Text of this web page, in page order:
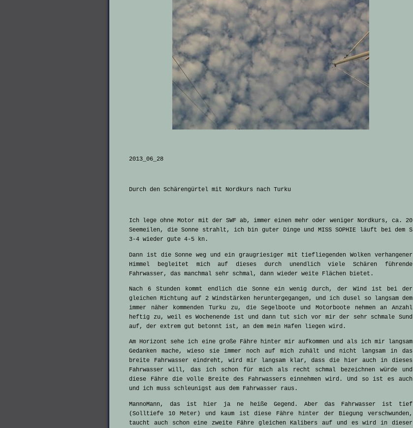
2013_06_28
Durch den Schärengürtel mit Nordkurs nach Turku
Ich lege ohne Motor mit der SWF ab, immer einen mehr oder weniger Nordkurs, ca. 20
Seemeilen, die Sonne strahlt, ich bin guter Dinge und MISS SOPHIE läuft bei dem S
3-4 wieder gute 4-5 kn.
Dann ist die Sonne weg und ein graugriesiger mit tiefliegenden Wolken verhangener
Himmel begleitet mich auf dieses durch unendlich viele Schären führende
Fahrwasser, das manchmal sehr schmal, dann wieder weite Flächen bietet.
Nach 6 Stunden kommt endlich die Sonne ein wenig durch, der Wind ist bei der
gleichen Richtung auf 2 Windstärken heruntergegangen, und ich dusel so langsam dem
immer näher kommenden Turku zu, die Segelboote und Motorboote nehmen an Anzahl
heftig zu, weil es Wochenende ist und dann tut sich vor mir der sehr schmale Sund
auf, der extrem gut betonnt ist, an dem mein Hafen liegen wird.
Am Horizont sehe ich eine große Fähre hinter mir aufkommen und als ich mir langsam
Gedanken mache, wieso sie immer noch auf mich zuhält und nicht langsam in das
breite Fahrwasser eindreht, wird mir langsam klar, dass die hier auch in dieses
Fahrwasser will, das ich schon für mich als recht schmal bezeichnen würde und
diese Fähre die volle Breite des Fahrwassers einnehmen wird. Und so ist es auch
und ich muss schleunigst aus dem Fahrwasser raus.
MannoMann, das ist hier ja ne heiße Gegend. Aber das Fahrwasser ist tief
(Solltiefe 10 Meter) und kaum ist diese Fähre hinter der Biegung verschwunden,
taucht auch schon eine zweite Fähre gleichen Kalibers auf und es wird in dieser